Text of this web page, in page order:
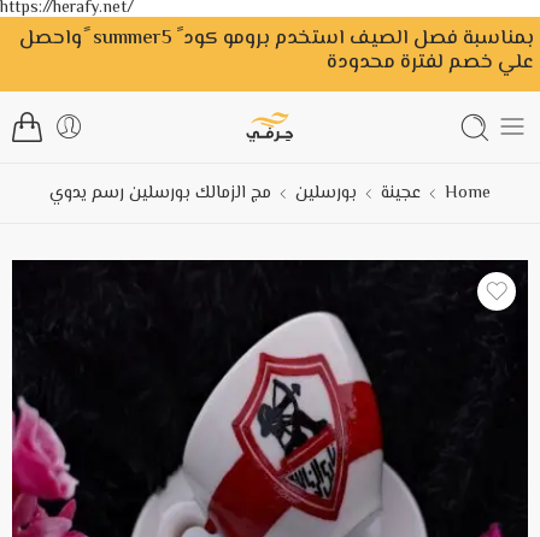
https://herafy.net/
بمناسبة فصل الصيف استخدم برومو كود ً summer5 ًواحصل
علي خصم لفترة محدودة
Home عجينة بورسلين مج الزمالك بورسلين رسم يدوي